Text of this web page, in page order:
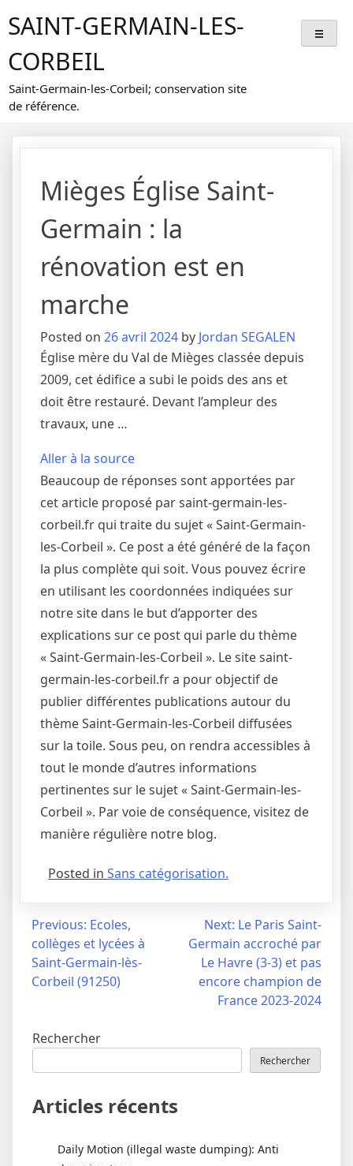
toSAINT-GERMAIN-LES-
CORBEIL
Saint-Germain-les-Corbeil; conservation site
de référence.
Mièges Église Saint-
Germain : la
rénovation est en
marche
Posted on 26 avril 2024 by Jordan SEGALEN
Église mère du Val de Mièges classée depuis
2009, cet édifice a subi le poids des ans et
doit être restauré. Devant l’ampleur des
travaux, une …
Aller à la source
Beaucoup de réponses sont apportées par
cet article proposé par saint-germain-les-
corbeil.fr qui traite du sujet « Saint-Germain-
les-Corbeil ». Ce post a été généré de la façon
la plus complète qui soit. Vous pouvez écrire
en utilisant les coordonnées indiquées sur
notre site dans le but d’apporter des
explications sur ce post qui parle du thème
« Saint-Germain-les-Corbeil ». Le site saint-
germain-les-corbeil.fr a pour objectif de
publier différentes publications autour du
thème Saint-Germain-les-Corbeil diffusées
sur la toile. Sous peu, on rendra accessibles à
tout le monde d’autres informations
pertinentes sur le sujet « Saint-Germain-les-
Corbeil ». Par voie de conséquence, visitez de
manière régulière notre blog.
Posted in Sans catégorisation.
Navigation
l’article
Previous: Ecoles,
collèges et lycées à
Saint-Germain-lès-
Corbeil (91250)
Next: Le Paris Saint-
Germain accroché par
Le Havre (3-3) et pas
encore champion de
France 2023-2024
Rechercher
Rechercher
Articles récents
Daily Motion (illegal waste dumping): Anti